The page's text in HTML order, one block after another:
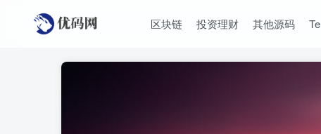
区块链 投资理财 其他源码